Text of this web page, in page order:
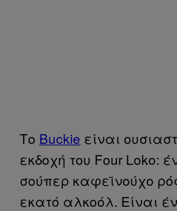
Το Buckie είναι
εκδοχή του Four Loko:
σούπερ καφεϊνούχο
εκατό αλκοόλ. Είναι